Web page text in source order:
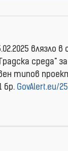
влязло в
среда" за
типов
бр. GovAlert.eu/